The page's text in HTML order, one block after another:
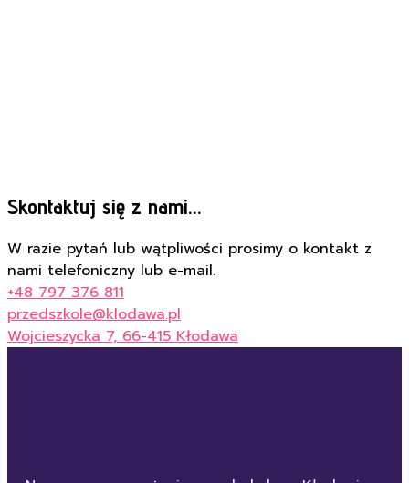
Skontaktuj się z nami...
W razie pytań lub wątpliwości prosimy o kontakt z
nami telefoniczny lub e-mail.
+48 797 376 811
przedszkole@klodawa.pl
Wojcieszycka 7, 66-415 Kłodawa